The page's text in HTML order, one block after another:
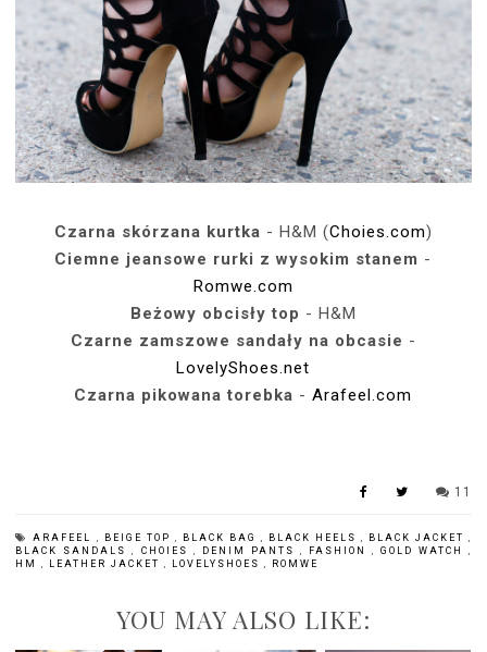
Czarna skórzana kurtka - H&M (Choies.com)
Ciemne jeansowe rurki z wysokim stanem -
Romwe.com
Beżowy obcisły top - H&M
Czarne zamszowe sandały na obcasie -
LovelyShoes.net
Czarna pikowana torebka -Arafeel.com
11
ARAFEEL BEIGE TOP BLACK BAG BLACK HEELS BLACK JACKET
BLACK SANDALS
CHOIES DENIM PANTS FASHION GOLD WATCH
HM
LEATHER JACKET LOVELYSHOES ROMWE
YOU MAY ALSO LIKE: